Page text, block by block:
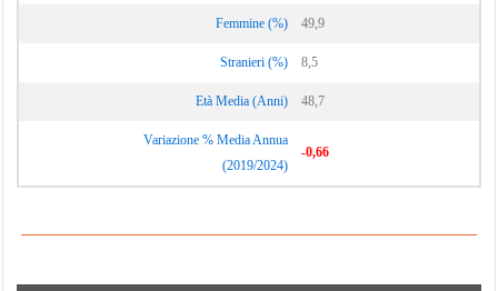
Femmine (%) 49,9
Stranieri (%) 8,5
Età Media (Anni) 48,7
Variazione % Media Annua
(2019/2024)
-0,66